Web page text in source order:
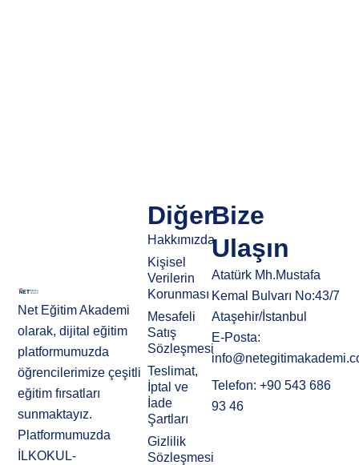
Net Eğitim Akademi
olarak, dijital eğitim
platformumuzda
öğrencilerimize çeşitli
eğitim fırsatları
sunmaktayız.
Platformumuzda
İLKOKUL-
Diğer
Hakkımızda
Kişisel
Verilerin
Korunması
Mesafeli
Satış
Sözleşmesi
Teslimat,
İptal ve
İade
Şartları
Gizlilik
Sözleşmesi
Bize
Ulaşın
Atatürk Mh.Mustafa
Kemal Bulvarı No:43/7
Ataşehir/İstanbul
E-Posta:
Telefon: +90 543 686
93 46